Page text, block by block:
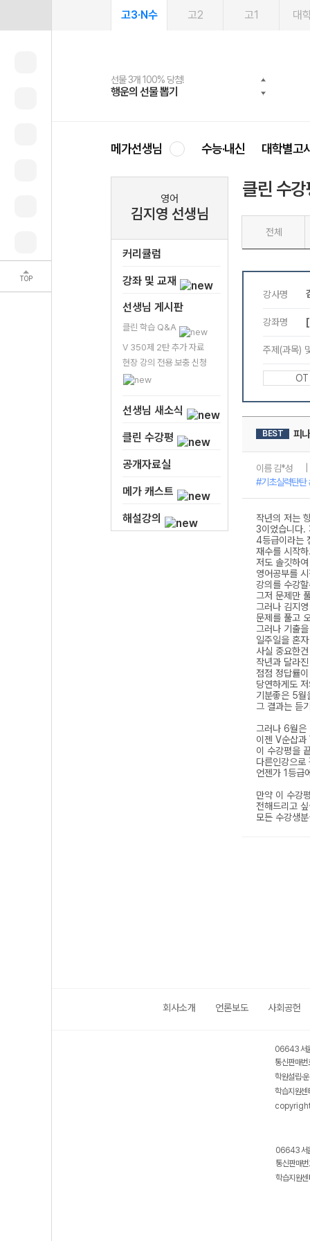
TOP
고3·N수 고2 고1 대
선물 3개 100% 당첨!
행운의 선물 뽑기
선물 100% 증정!
메가스터디 X 올리브
여름방학 스터디 캐시백
메가런 썸머스쿨
2027 러셀 단과
강사 공개선발
스마트러닝앱
설문 EVENT
메가패스
3일 무료 체험권
메가패스 수강생 무료혜택!
메가클럽 멤버십
사회공헌 캠페인
희망이룸 메가나눔
메가선생님 수능·내신 대학별고
영어
김지영 선생님
커리큘럼
강좌 및 교재
선생님 게시판
클린 학습 Q&A
V 350제 2탄 추가 자료
현장 강의 전용 보충 신청
선생님 새소식
클린 수강평
공개자료실
메가 캐스트
해설강의
클린 수강
전체
회사소개 언론보도 사회공헌
06643 서
통신판매
학원설립·
학습지원
06643 서
통신판매
학습지원